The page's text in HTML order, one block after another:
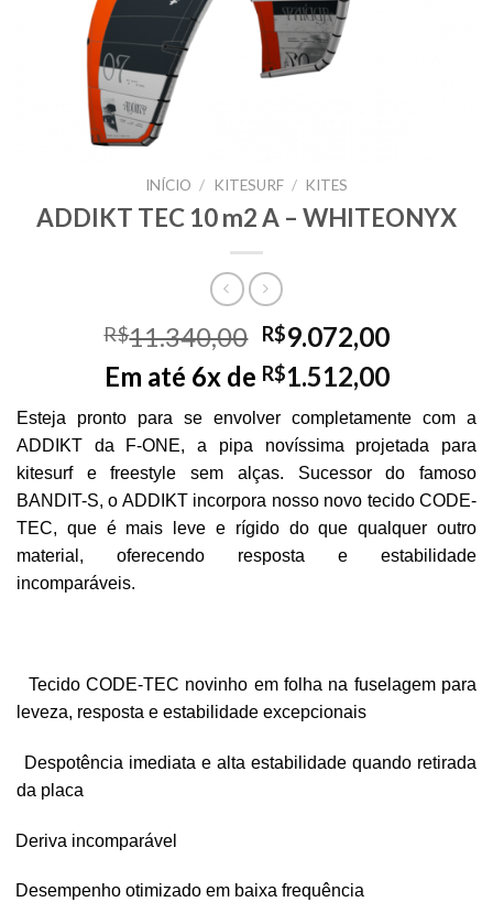
INÍCIO / KITESURF / KITES
ADDIKT TEC 10 m2 A – WHITEONYX
R$11.340,00 Original
price
was:
R$11.340,00.
R$9.072,00Current
price
is:
Em até 6x de R$1.512,00
Esteja pronto para se envolver completamente com a
ADDIKT da F-ONE, a pipa novíssima projetada para
kitesurf e freestyle sem alças. Sucessor do famoso
BANDIT-S, o ADDIKT incorpora nosso novo tecido CODE-
TEC, que é mais leve e rígido do que qualquer outro
material, oferecendo resposta e estabilidade
incomparáveis.
Tecido CODE-TEC novinho em folha na fuselagem para
leveza, resposta e estabilidade excepcionais
Despotência imediata e alta estabilidade quando retirada
da placa
Deriva incomparável
Desempenho otimizado em baixa frequência